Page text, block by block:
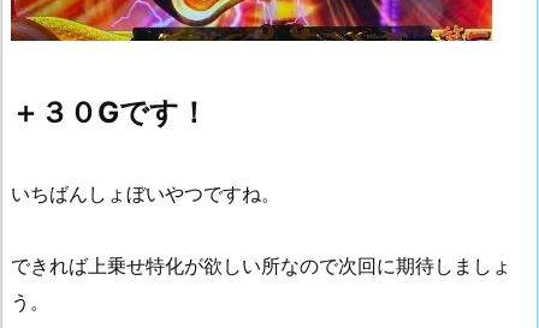
＋３０Gです！
いちばんしょぼいやつですね。
できれば上乗せ特化が欲しい所なので次回に期待しましょ
う。